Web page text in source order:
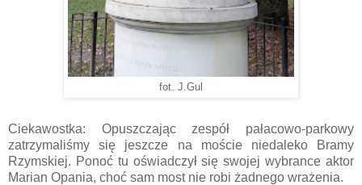
fot. J.Gul
Ciekawostka: Opuszczając zespół pałacowo-parkowy
zatrzymaliśmy się jeszcze na moście niedaleko Bramy
Rzymskiej. Ponoć tu oświadczył się swojej wybrance aktor
Marian Opania, choć sam most nie robi żadnego wrażenia.